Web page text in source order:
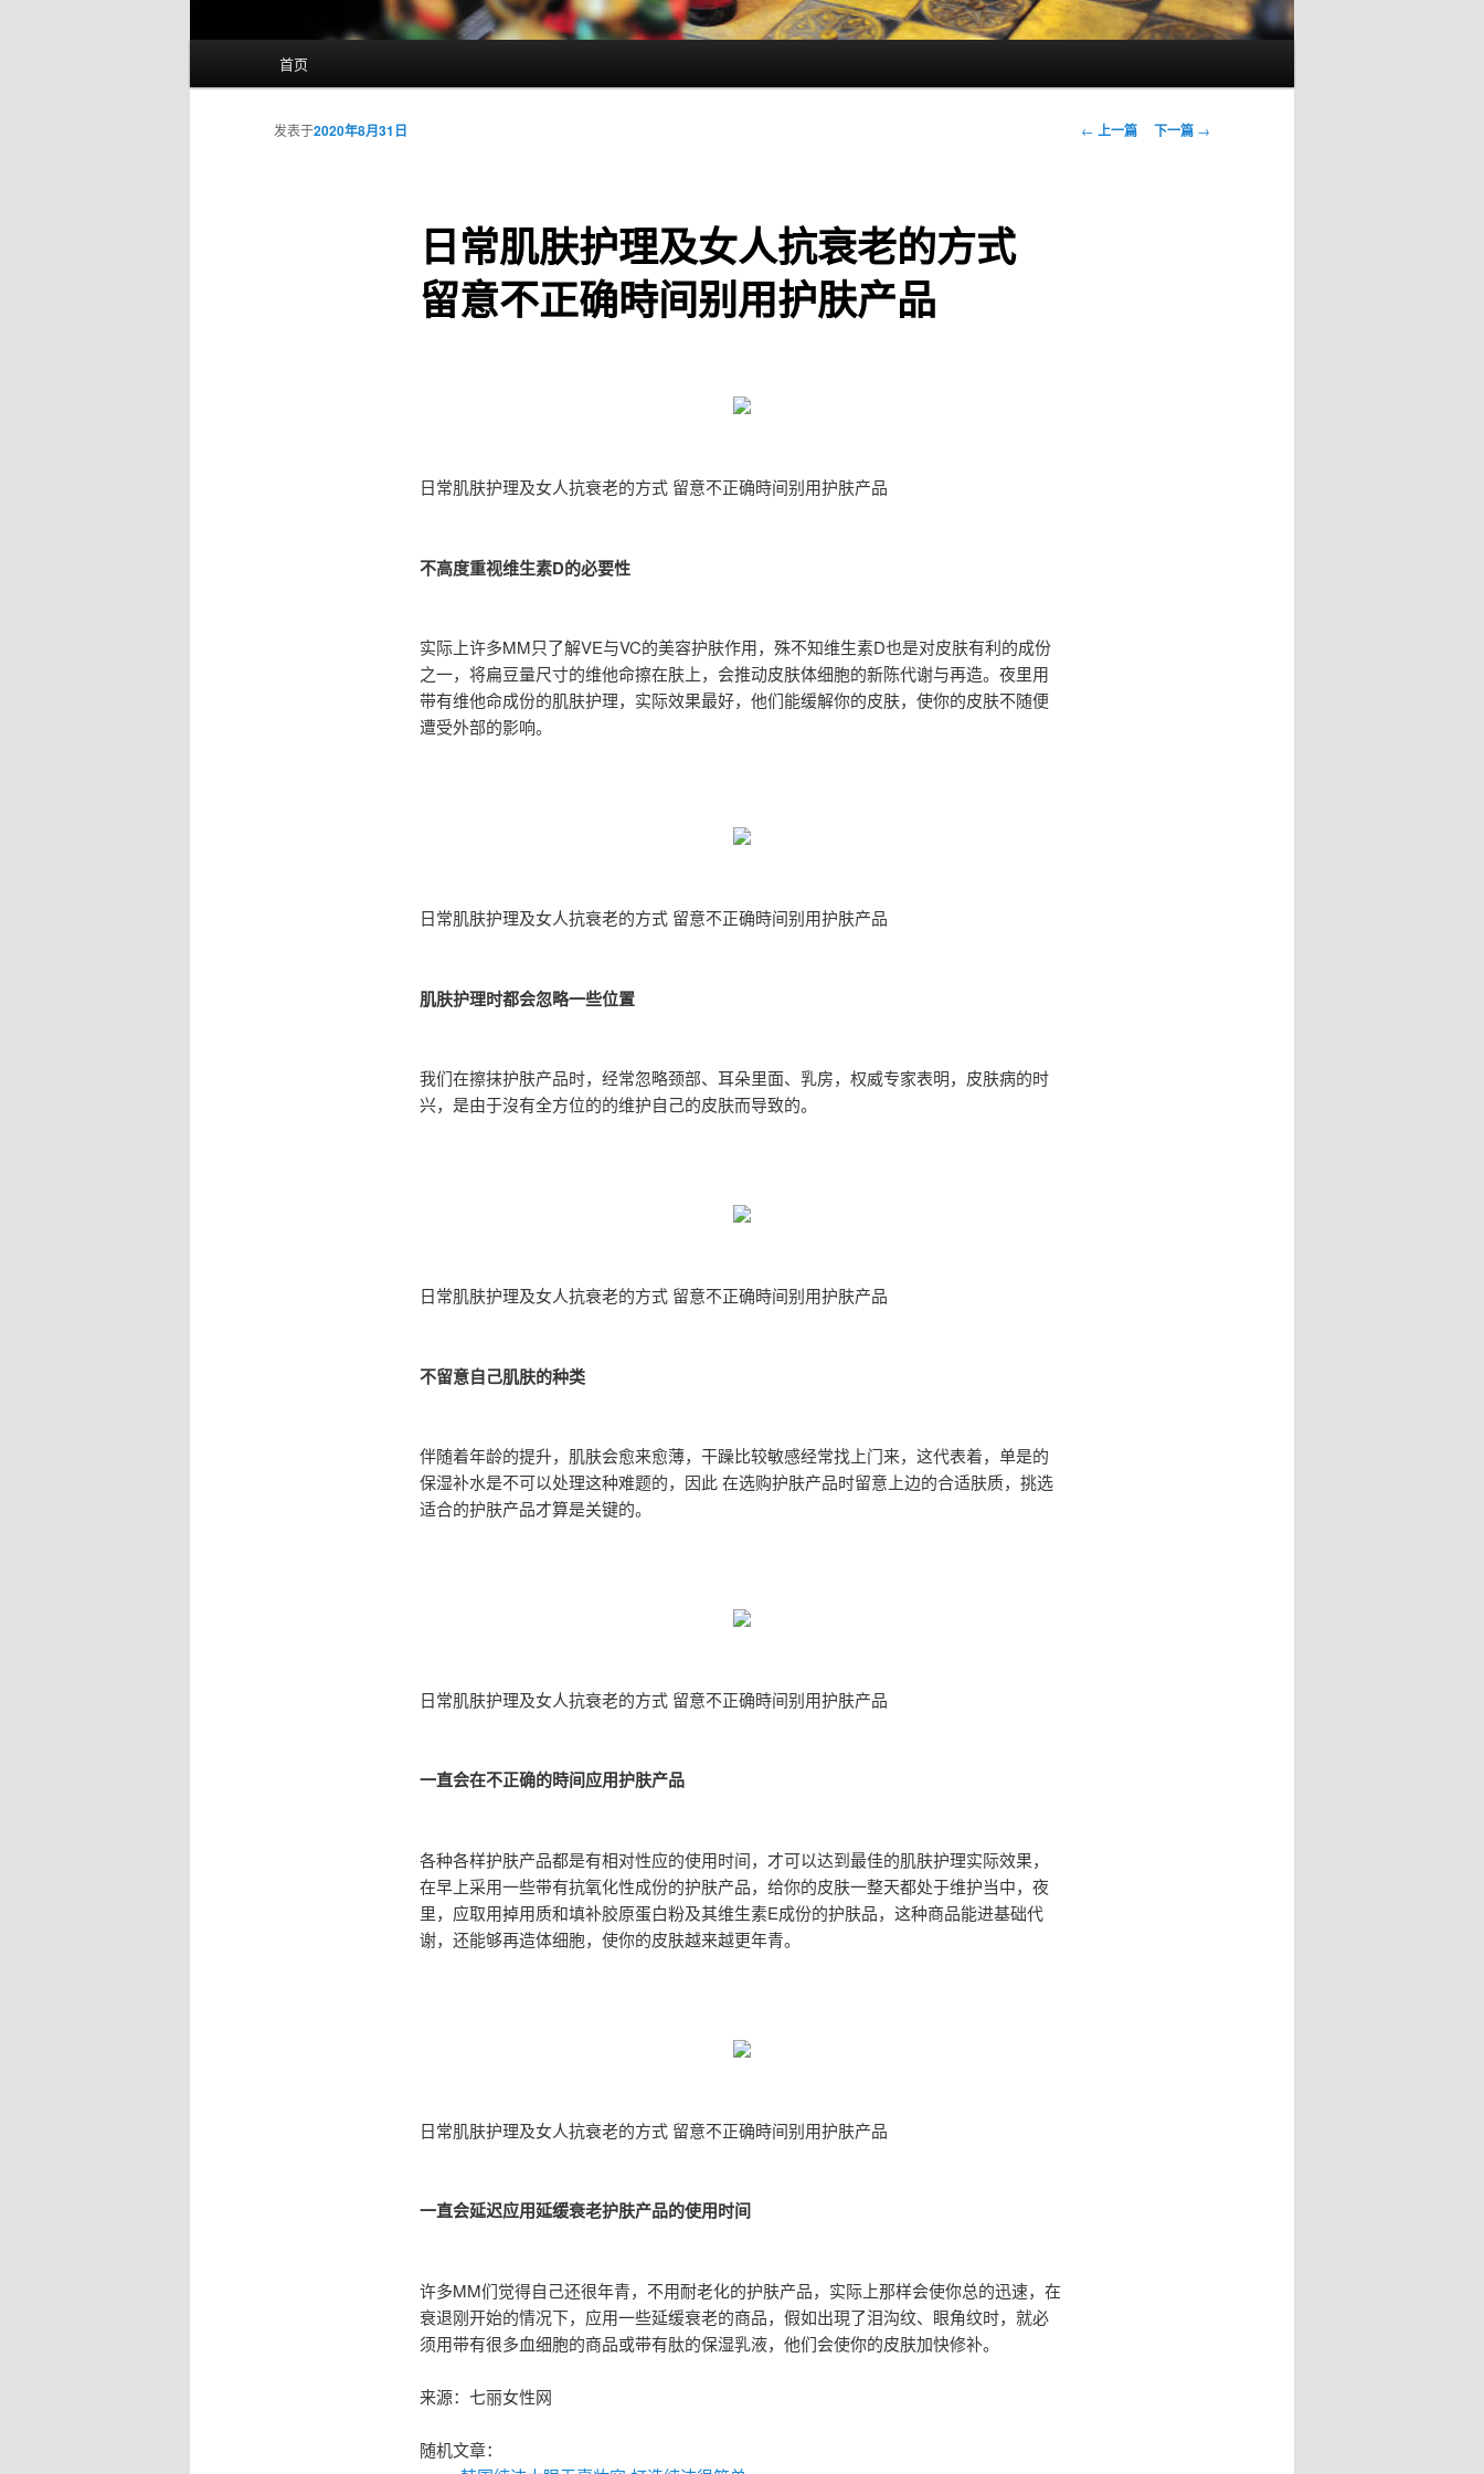
首页
文
← 上一篇 下一篇 →
日常肌肤护理及女人抗衰老的方式
留意不正确時间别用护肤产品
发表于2020年8月31日
日常肌肤护理及女人抗衰老的方式 留意不正确時间别用护肤产品
不高度重视维生素D的必要性
实际上许多MM只了解VE与VC的美容护肤作用，殊不知维生素D也是对皮肤有利的成份
之一，将扁豆量尺寸的维他命擦在肤上，会推动皮肤体细胞的新陈代谢与再造。夜里用
带有维他命成份的肌肤护理，实际效果最好，他们能缓解你的皮肤，使你的皮肤不随便
遭受外部的影响。
日常肌肤护理及女人抗衰老的方式 留意不正确時间别用护肤产品
肌肤护理时都会忽略一些位置
我们在擦抹护肤产品时，经常忽略颈部、耳朵里面、乳房，权威专家表明，皮肤病的时
兴，是由于沒有全方位的的维护自己的皮肤而导致的。
日常肌肤护理及女人抗衰老的方式 留意不正确時间别用护肤产品
不留意自己肌肤的种类
伴随着年龄的提升，肌肤会愈来愈薄，干躁比较敏感经常找上门来，这代表着，单是的
保湿补水是不可以处理这种难题的，因此 在选购护肤产品时留意上边的合适肤质，挑选
适合的护肤产品才算是关键的。
日常肌肤护理及女人抗衰老的方式 留意不正确時间别用护肤产品
一直会在不正确的時间应用护肤产品
各种各样护肤产品都是有相对性应的使用时间，才可以达到最佳的肌肤护理实际效果，
在早上采用一些带有抗氧化性成份的护肤产品，给你的皮肤一整天都处于维护当中，夜
里，应取用掉用质和填补胶原蛋白粉及其维生素E成份的护肤品，这种商品能进基础代
谢，还能够再造体细胞，使你的皮肤越来越更年青。
日常肌肤护理及女人抗衰老的方式 留意不正确時间别用护肤产品
一直会延迟应用延缓衰老护肤产品的使用时间
许多MM们觉得自己还很年青，不用耐老化的护肤产品，实际上那样会使你总的迅速，在
衰退刚开始的情况下，应用一些延缓衰老的商品，假如出現了泪沟纹、眼角纹时，就必
须用带有很多血细胞的商品或带有肽的保湿乳液，他们会使你的皮肤加快修补。
来源：七丽女性网
随机文章：